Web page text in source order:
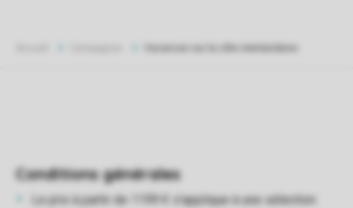
Conditions générales​
Le prix à partir de 1199 € s’applique à une sélection